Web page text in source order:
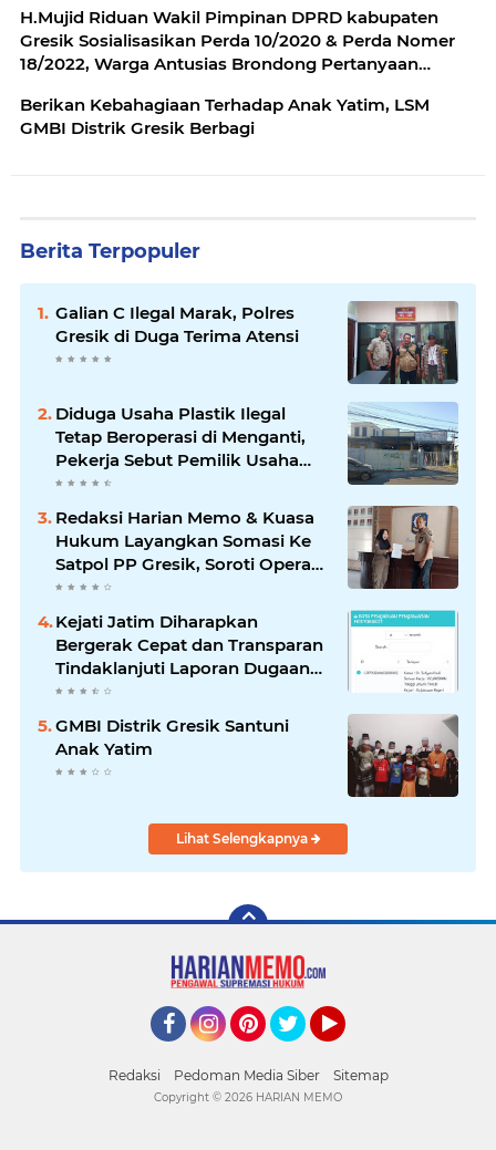
H.Mujid Riduan Wakil Pimpinan DPRD kabupaten
Gresik Sosialisasikan Perda 10/2020 & Perda Nomer
18/2022, Warga Antusias Brondong Pertanyaan
Berikan Kebahagiaan Terhadap Anak Yatim, LSM
GMBI Distrik Gresik Berbagi
Berita Terpopuler
Galian C Ilegal Marak, Polres
Gresik di Duga Terima Atensi
Diduga Usaha Plastik Ilegal
Tetap Beroperasi di Menganti,
Pekerja Sebut Pemilik Usaha
Pak Bambang
Redaksi Harian Memo & Kuasa
Hukum Layangkan Somasi Ke
Satpol PP Gresik, Soroti Operasi
Di Duduksampeyan
Kejati Jatim Diharapkan
Bergerak Cepat dan Transparan
Tindaklanjuti Laporan Dugaan
Pungli di SMAN 2 Lamongan
GMBI Distrik Gresik Santuni
Anak Yatim
Lihat Selengkapnya
Redaksi Pedoman Media Siber Sitemap
Copyright © 2026 HARIAN MEMO